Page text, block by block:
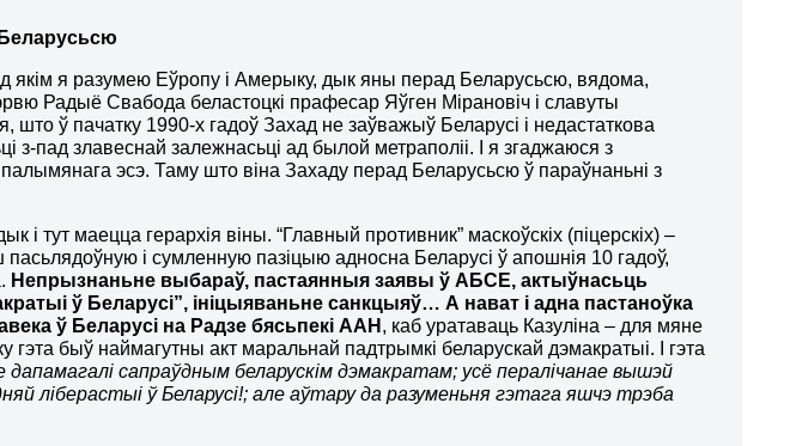
якім я разумею Еўропу і Амерыку, дык яны перад Беларусьсю, вядома,
Радыё Свабода беластоцкі прафесар Яўген Мірановіч і славуты
што ў пачатку 1990-х гадоў Захад не заўважыў Беларусі і недастаткова
з-пад злавеснай залежнасьці ад былой метраполіі. І я згаджаюся з
эсэ. Таму што віна Захаду перад Беларусьсю ў параўнаньні з
і тут маецца герархія віны. “Главный противник” маскоўскіх (піцерскіх) –
і сумленную пазіцыю адносна Беларусі ў апошнія 10 гадоў,
Непрызнаньне выбараў, пастаянныя заявы ў АБСЕ, актыўнасьць
ў Беларусі”, ініцыяваньне санкцыяў…А нават і адна пастаноўка
ў Беларусі на Радзе бясьпекі ААН , каб уратаваць Казуліна – для мяне
быў наймагутны акт маральнай падтрымкі беларускай дэмакратыі. І гэта
дапамагалі сапраўдным беларускім дэмакратам; усё пералічанае вышэй
ліберастыі ў Беларусі!; але аўтару да разуменьня гэтага яшчэ трэба